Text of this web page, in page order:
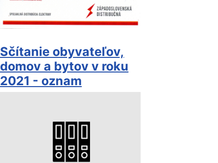
Sčítanie obyvateľov,
domov a bytov v roku
2021 - oznam